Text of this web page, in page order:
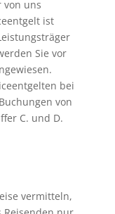
uns
ist
Sie vor
bei
von
C. und D.
vermitteln,